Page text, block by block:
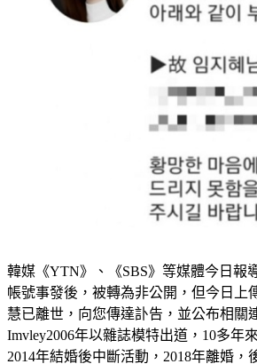
韓媒《YTN》、《SBS》等媒體今日報
帳號事發後，被轉為非公開，但今日上
慧已離世，向您傳達訃告，並公布相關
Imvley2006年以雜誌模特出道，10多年
2014年結婚後中斷活動，2018年離婚，